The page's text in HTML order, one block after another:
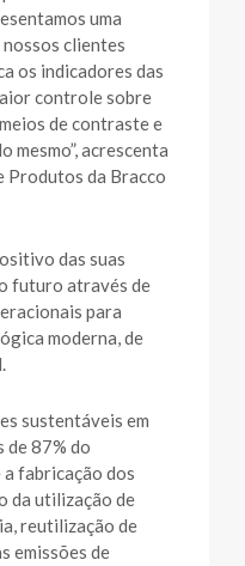
uma
clientes
os indicadores das
controle sobre
de contraste e
mesmo”, acrescenta
Produtos da Bracco
das suas
futuro através de
para
moderna, de
sustentáveis em
de 87% do
fabricação dos
da utilização de
reutilização de
emissões de